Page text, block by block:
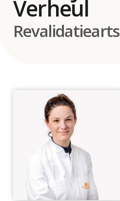
Verheul
Revalidatiearts